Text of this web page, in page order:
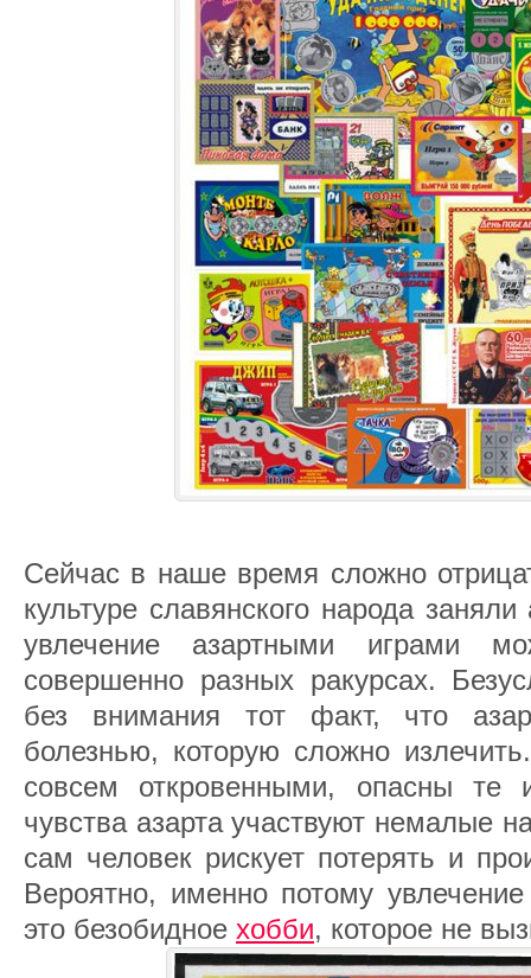
Сейчас в наше время сложно
культуре славянского народа
увлечение азартными играми
совершенно разных ракурсах.
без внимания тот факт, что
болезнью, которую сложно
совсем откровенными, опасны те
чувства азарта участвуют немалые
сам человек рискует потерять и
Вероятно, именно потому
это безобидное хобби, которое не